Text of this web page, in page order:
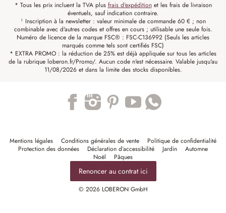
* Tous les prix incluent la TVA plus frais d'expéditionet les frais de livraison
éventuels, sauf indication contraire.
¹ Inscription à la newsletter : valeur minimale de commande 60 € ; non
combinable avec d'autres codes et offres en cours ; utilisable une seule fois.
Numéro de licence de la marque FSC® : FSC-C136992 (Seuls les articles
marqués comme tels sont certifiés FSC)
* EXTRA PROMO : la réduction de 25% est déjà appliquée sur tous les articles
de la rubrique loberon.fr/Promo/. Aucun code n'est nécessaire. Valable jusqu'au
11/08/2026 et dans la limite des stocks disponibles.
Mentions légales Conditions générales de vente
Politique de confidentialité
Protection des données
Déclaration d’accessibilité Jardin
Automne
Noël
Pâques
Renoncer au contrat ici
© 2026 LOBERON GmbH